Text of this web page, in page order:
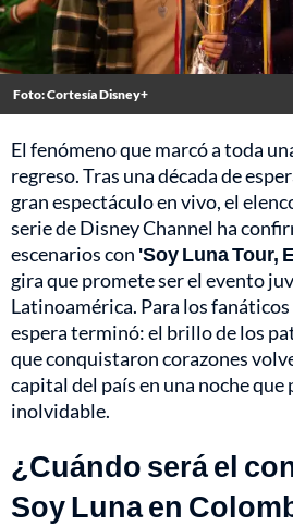
Foto: Cortesía Disney+
El fenómeno que marcó a toda
regreso. Tras una década de
gran espectáculo en vivo, el
serie de Disney Channel ha
escenarios con 'Soy Luna Tour,
gira que promete ser el evento
Latinoamérica. Para los
espera terminó: el brillo de los
que conquistaron corazones
capital del país en una noche que
inolvidable.
¿Cuándo será el
Soy Luna en